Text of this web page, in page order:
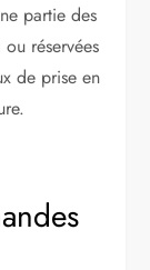
partie des
réservées
de prise en